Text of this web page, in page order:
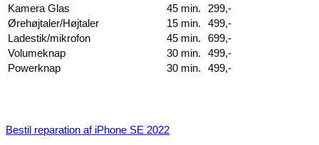
Kamera Glas
45 min.
299,-
Ørehøjtaler/Højtaler
15 min.
499,-
Ladestik/mikrofon
45 min.
699,-
Volumeknap
30 min.
499,-
Powerknap
30 min. 499,-
Bestil reparation af iPhone SE 2022